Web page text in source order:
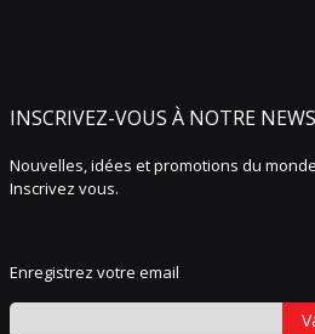
INSCRIVEZ-VOUS À NOTRE
Nouvelles, idées et promotions du
Inscrivez vous.
Enregistrez votre email